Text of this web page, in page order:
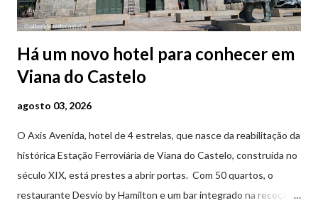
Há um novo hotel para conhecer em
Viana do Castelo
agosto 03, 2026
O Axis Avenida, hotel de 4 estrelas, que nasce da reabilitação da
histórica Estação Ferroviária de Viana do Castelo, construída no
século XIX, está prestes a abrir portas. Com 50 quartos, o
restaurante Desvio by Hamilton e um bar integrado na receção,